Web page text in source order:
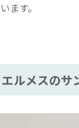
ます。
ルメスのサ